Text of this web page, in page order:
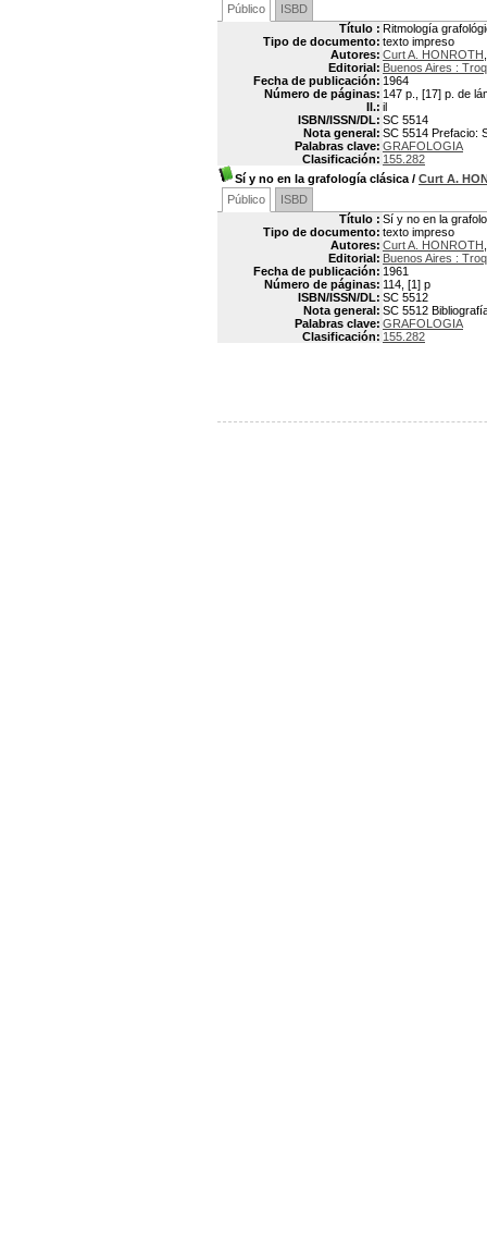
Público
ISBD
Título : Ritmología
Tipo de documento: texto impreso
Autores: Curt A. HONROTH
Editorial: Buenos Aires :
Fecha de publicación: 1964
Número de páginas: 147 p., [17] p. de
Il.: il
ISBN/ISSN/DL: SC 5514
Nota general: SC 5514 Prefacio:
Palabras clave: GRAFOLOGIA
Clasificación: 155.282
Sí y no en la grafología clásica / Curt A.
Público
ISBD
Título : Sí y no en la
Tipo de documento: texto impreso
Autores: Curt A. HONROTH
Editorial: Buenos Aires :
Fecha de publicación: 1961
Número de páginas: 114, [1] p
ISBN/ISSN/DL: SC 5512
Nota general: SC 5512
Palabras clave: GRAFOLOGIA
Clasificación: 155.282